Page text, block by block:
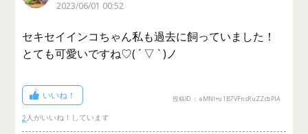
2023/06/01 00:52
セキセイインコちゃん私も過去に飼っていました！
とても可愛いですね♡( ´ ▽ ` )ノ
いいね！
2
投稿ID： eMNl+u1B7VFnsRuZZcbPIA